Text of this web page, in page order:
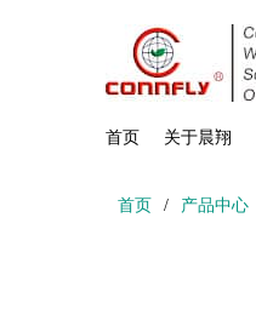
首页 关于晨翔
首页 / 产品中心